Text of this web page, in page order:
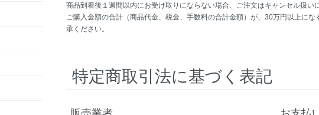
商品到着後１週間以内にお受け取りにならない場合、ご注文はキャンセル扱い
ご購入金額の合計（商品代金、税金、手数料の合計金額）が、30万円以上に
承ください。
特定商取引法に基づく表記